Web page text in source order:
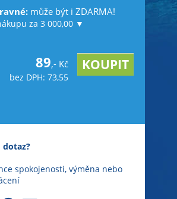
může být i ZDARMA!
za 3 000,00 ▼
89,- Kč
bez DPH: 73,55
dotaz?
spokojenosti, výměna nebo